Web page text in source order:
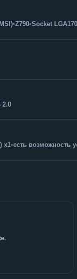
•Z790•Socket
2.0
x1•есть возможность